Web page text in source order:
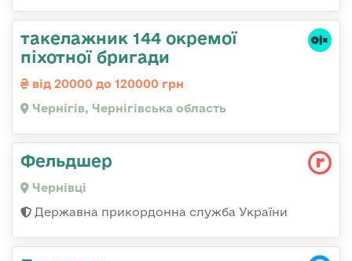
такелажник 144 окремої
піхотної бригади
від 20000 до 120000 грн
Чернігів, Чернігівська область
Фельдшер
Чернівці
Державна прикордонна служба України